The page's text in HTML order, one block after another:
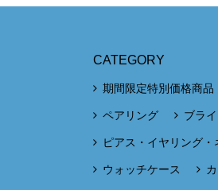
CATEGORY
期間限定特別価格商品
ペアリング ブラ
ピアス・イヤリング
ウォッチケース